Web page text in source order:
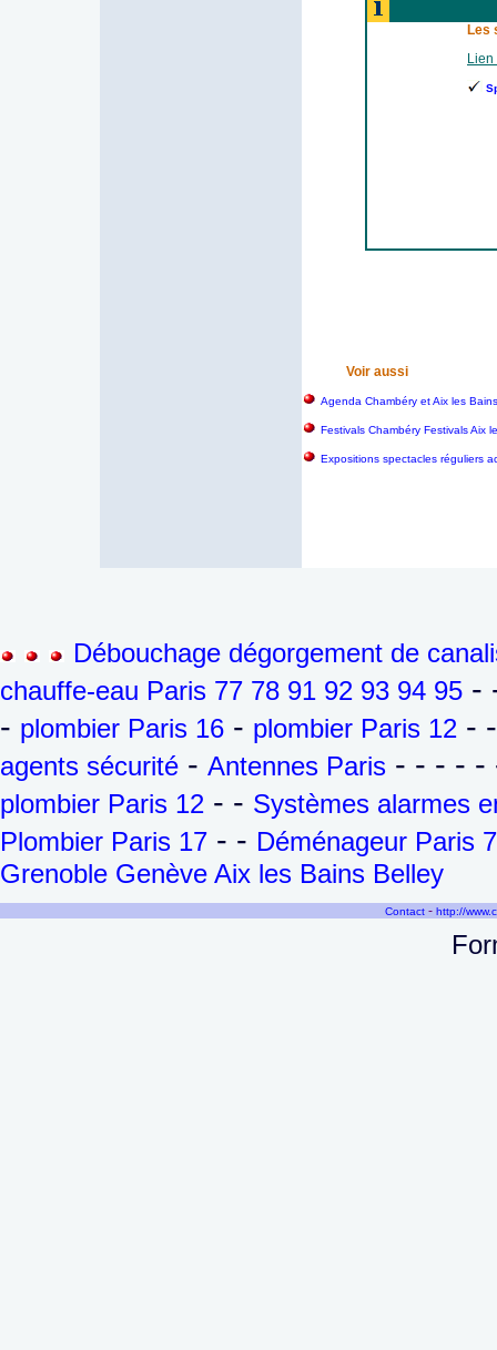
Les
Lien
Voir aussi
Agenda Chambéry et Aix les
Festivals Chambéry Festivals Aix
Expositions spectacles réguliers
Débouchage dégorgement de
chauffe-eau Paris 77 78 91 92 93 94 95 -
- plombier Paris 16 - plombier Paris 12 -
agents sécurité - Antennes Paris - - - -
plombier Paris 12 - - Systèmes alarmes
Plombier Paris 17 - - Déménageur Paris
Grenoble Genève Aix les Bains Belley
Contact - http://